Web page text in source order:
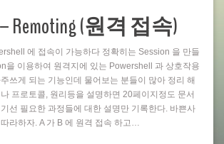
– Remoting (원격 접속)
에 접속이 가능하다 정확히는 Session 을 만들
을 이용하여 원격지에 있는 Powershell 과 상호작용
쓰게 되는 기능인데 물어보는 분들이 많아 정리 해
프로토콜, 원리등을 설명하면 20페이지정도 문서
선 필요한 과정들에 대한 설명만 기록한다. 바쁜사
라하자. A 가 B 에 원격 접속 하고…